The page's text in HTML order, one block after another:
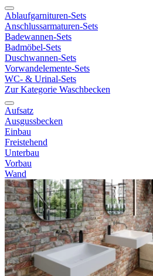
Ablaufgarnituren-Sets
Anschlussarmaturen-Sets
Badewannen-Sets
Badmöbel-Sets
Duschwannen-Sets
Vorwandelemente-Sets
WC- & Urinal-Sets
Zur Kategorie Waschbecken
Aufsatz
Ausgussbecken
Einbau
Freistehend
Unterbau
Vorbau
Wand